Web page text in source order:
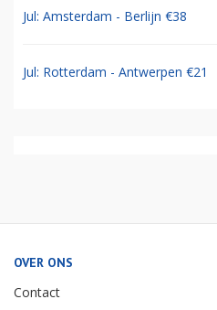
Jul: Amsterdam - Berlijn €38
Jul: Rotterdam - Antwerpen €21
OVER ONS
Contact